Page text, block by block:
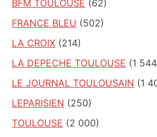
BFM TOULOUSE (62)
FRANCE BLEU (502)
LA CROIX (214)
LA DEPECHE TOULOUSE (1
LE JOURNAL TOULOUSAIN (1
LEPARISIEN (250)
TOULOUSE (2 000)